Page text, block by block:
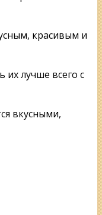
красивым и
лучше всего с
вкусными,